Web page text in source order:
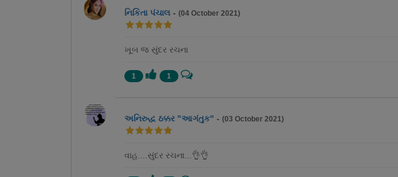
નિકિતા પંચાલ -(04 October 2021)
ખૂબ જ સુંદર રચના
1 1
અનિરુદ્ધ ઠક્કર "આગંતુક" -(03 October 2021)
વાહ....સુંદર રચના...👌👌